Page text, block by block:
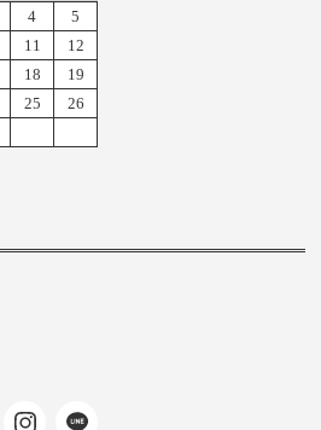
4
5
11
12
18
19
25
26